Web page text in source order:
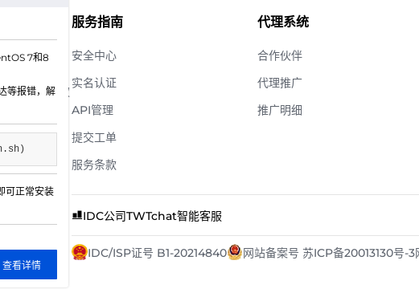
联科技 版权
服务指南
安全中心
实名认证
API管理
提交工单
服务条款
代理系统
合作伙伴
代理推广
推广明细
IDC公司TWTchat智能客服
IDC/ISP证号 B1-20214840 网站备案号 苏ICP备20013130号-3
7和8
等报错，解
可正常安装
查看详情